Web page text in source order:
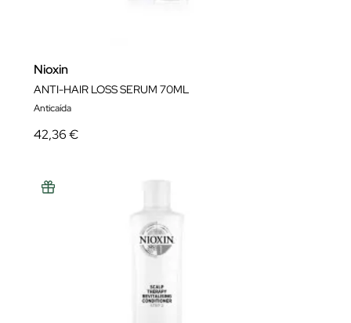
Nioxin
ANTI-HAIR LOSS SERUM 70ML
Anticaída
42,36 €